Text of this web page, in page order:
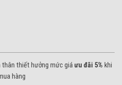
thân thiết hưởng mức giáưu đãi 5% khi
hàng